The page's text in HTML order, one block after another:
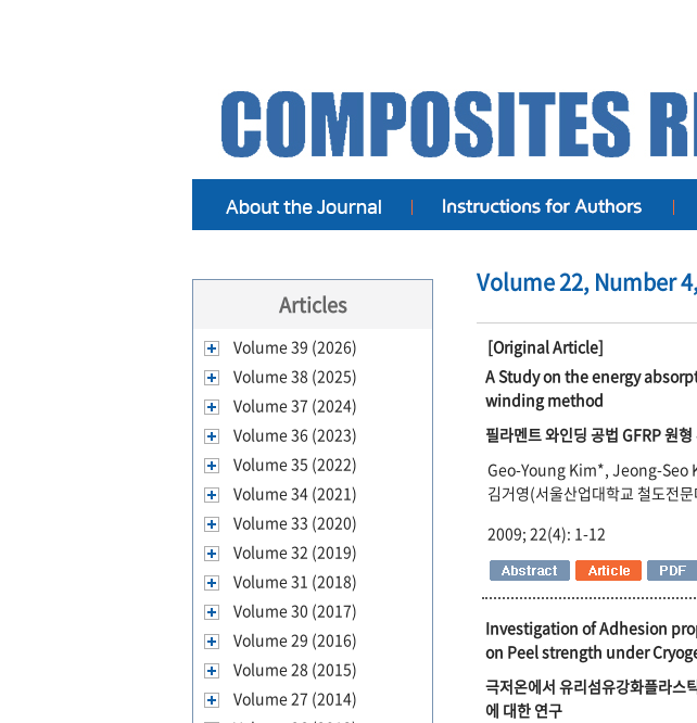
Articles
Volume 39 (2026)
Volume 38 (2025)
Volume 37 (2024)
Volume 36 (2023)
Volume 35 (2022)
Volume 34 (2021)
Volume 33 (2020)
Volume 32 (2019)
Volume 31 (2018)
Volume 30 (2017)
Volume 29 (2016)
Volume 28 (2015)
Volume 27 (2014)
Volume 22, Number
[Original Article]
A Study on the energy
winding method
필라멘트 와인딩 공법 GFRP 원
Geo-Young Kim*, Jeong-Seo
김거영(서울산업대학교 철도전
2009; 22(4): 1-12
Investigation of Adhesion
on Peel strength under
극저온에서 유리섬유강화플라스
에 대한 연구